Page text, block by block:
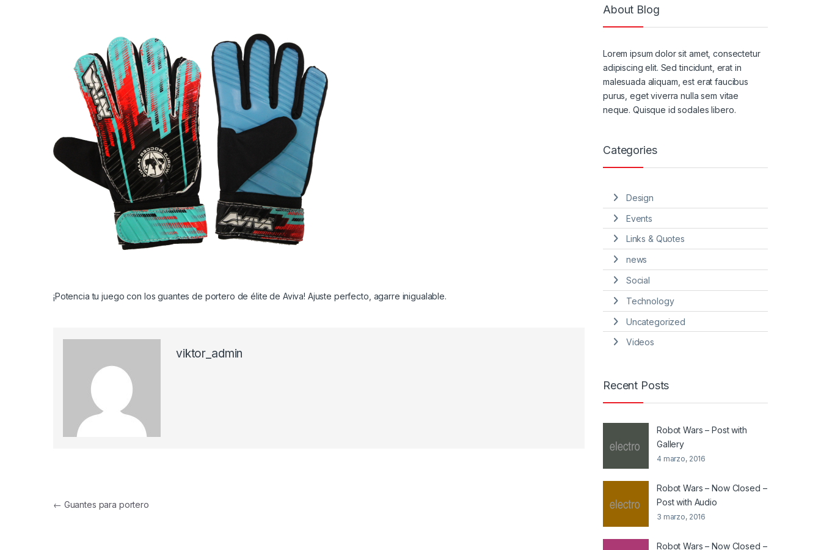
¡Potencia tu juego con los guantes de portero de élite de Aviva! Ajuste perfecto, agarre inigualable.
viktor_admin
Navegación de entradas
← Guantes para portero
About Blog
Lorem ipsum dolor sit amet, consectetur
adipiscing elit. Sed tincidunt, erat in
malesuada aliquam, est erat faucibus
purus, eget viverra nulla sem vitae
neque. Quisque id sodales libero.
Categories
Design
Events
Links & Quotes
news
Social
Technology
Uncategorized
Videos
Recent Posts
Robot Wars – Post with
Gallery
4 marzo, 2016
Robot Wars – Now Closed –
Post with Audio
3 marzo, 2016
Robot Wars – Now Closed –